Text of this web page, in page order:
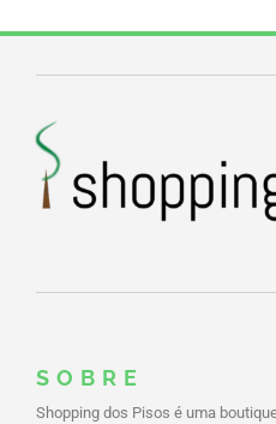
SOBRE
Shopping dos Pisos é uma